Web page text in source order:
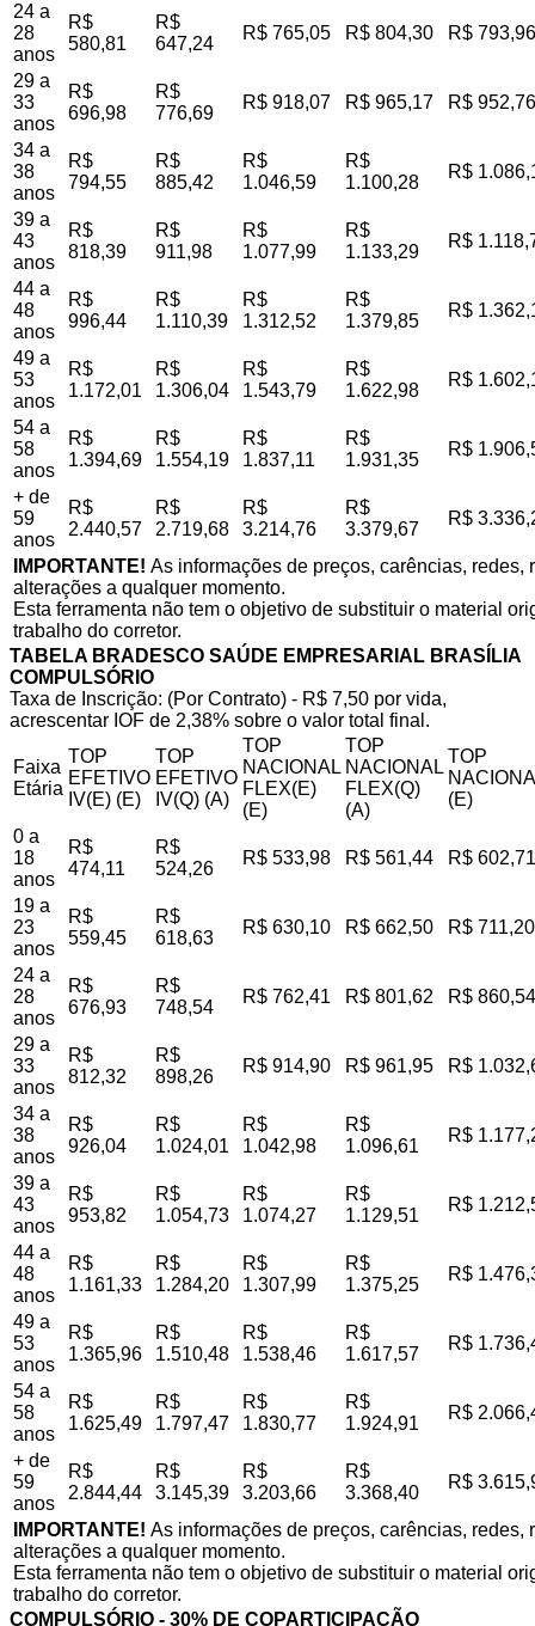
24 a
28
anos
R$
580,81
R$
647,24
R$ 765,05 R$ 804,30 R$ 793,96
29 a
33
anos
R$
696,98
R$
776,69
R$ 918,07 R$ 965,17 R$ 952,76
34 a
38
anos
R$
794,55
R$
885,42
R$
1.046,59
R$
1.100,28
R$
39 a
43
anos
R$
818,39
R$
911,98
R$
1.077,99
R$
1.133,29
R$
44 a
48
anos
R$
996,44
R$
1.110,39
R$
1.312,52
R$
1.379,85
R$
49 a
53
anos
R$
1.172,01
R$
1.306,04
R$
1.543,79
R$
1.622,98
R$
54 a
58
anos
R$
1.394,69
R$
1.554,19
R$
1.837,11
R$
1.931,35
R$
+ de
59
anos
R$
2.440,57
R$
2.719,68
R$
3.214,76
R$
3.379,67
R$
IMPORTANTE! As informações de preços, carências,
alterações a qualquer momento.
Esta ferramenta não tem o objetivo de substituir o material
trabalho do corretor.
TABELA BRADESCO SAÚDE EMPRESARIAL BRASÍLIA
COMPULSÓRIO
Taxa de Inscrição: (Por Contrato) - R$ 7,50 por vida,
acrescentar IOF de 2,38% sobre o valor total final.
Faixa
Etária
TOP
EFETIVO
IV(E) (E)
TOP
EFETIVO
IV(Q) (A)
TOP
NACIONAL
FLEX(E)
(E)
TOP
NACIONAL
FLEX(Q)
(A)
TOP
(E)
0 a
18
anos
R$
474,11
R$
524,26
R$ 533,98 R$ 561,44 R$ 602,71
19 a
23
anos
R$
559,45
R$
618,63
R$ 630,10 R$ 662,50 R$ 711,20
24 a
28
anos
R$
676,93
R$
748,54
R$ 762,41 R$ 801,62 R$ 860,54
29 a
33
anos
R$
812,32
R$
898,26
R$ 914,90 R$ 961,95 R$
34 a
38
anos
R$
926,04
R$
1.024,01
R$
1.042,98
R$
1.096,61
R$
39 a
43
anos
R$
953,82
R$
1.054,73
R$
1.074,27
R$
1.129,51
R$
44 a
48
anos
R$
1.161,33
R$
1.284,20
R$
1.307,99
R$
1.375,25
R$
49 a
53
anos
R$
1.365,96
R$
1.510,48
R$
1.538,46
R$
1.617,57
R$
54 a
58
anos
R$
1.625,49
R$
1.797,47
R$
1.830,77
R$
1.924,91
R$
+ de
59
anos
R$
2.844,44
R$
3.145,39
R$
3.203,66
R$
3.368,40
R$
IMPORTANTE! As informações de preços, carências,
alterações a qualquer momento.
Esta ferramenta não tem o objetivo de substituir o material
trabalho do corretor.
COMPULSÓRIO - 30% DE COPARTICIPAÇÃO